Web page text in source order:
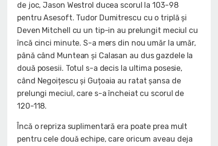
de joc, Jason Westrol ducea scorul la 103-98
pentru Asesoft. Tudor Dumitrescu cu o triplă și
Deven Mitchell cu un tip-in au prelungit meciul cu
încă cinci minute. S-a mers din nou umăr la umăr,
până când Muntean și Calasan au dus gazdele la
două posesii. Totul s-a decis la ultima posesie,
când Negoițescu și Guțoaia au ratat șansa de
prelungi meciul, care s-a încheiat cu scorul de
120-118.
Încă o repriza suplimentară era poate prea mult
pentru cele două echipe, care oricum aveau deja